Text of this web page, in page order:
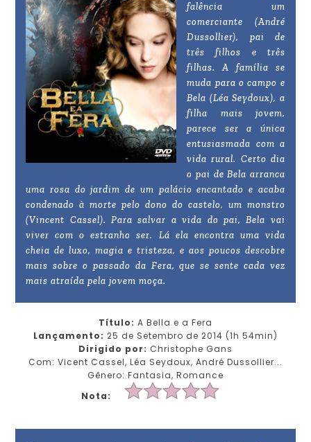
falência um
comerciante (André
Dussollier), pai de
três filhos e três
filhas. A família se
muda para o campo e
Bela (Léa Seydoux), a
filha mais jovem,
parece ser a única
entusiasmada com a
vida rural. Certo dia
o pai de Bela arranca
uma rosa do jardim de um palácio encantado e acaba
condenado à morte pelo dono do castelo, um monstro
(Vincent Cassel). Para salvar a vida do pai, Bela vai
viver com o estranho ser. Lá ela encontra uma vida
cheia de luxo, magia e tristeza, e aos poucos descobre
mais sobre o passado da Fera, que se sente cada vez
mais atraída pela jovem moça.
Título: A Bella e a Fera
Lançamento: 25 de Setembro de 2014 (1h 54min)
Dirigido por: Christophe Gans
Com: Vicent Cassel, Léa Seydoux, André Dussollier...
Gênero: Fantasia, Romance
Nota: